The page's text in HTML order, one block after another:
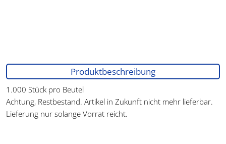
Produktbeschreibung
1.000 Stück pro Beutel
Achtung, Restbestand. Artikel in Zukunft nicht mehr lieferbar.
Lieferung nur solange Vorrat reicht.